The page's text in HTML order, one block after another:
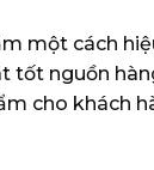
một cách
tốt nguồn
cho khách